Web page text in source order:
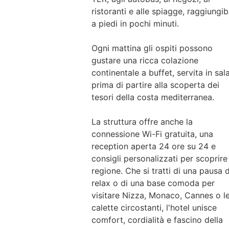
ristoranti e alle spiagge,
a piedi in pochi minuti.
Ogni mattina gli ospiti possono
gustare una ricca colazione
continentale a buffet, servita in
prima di partire alla scoperta dei
tesori della costa mediterranea.
La struttura offre anche la
connessione Wi-Fi gratuita, una
reception aperta 24 ore su 24 e
consigli personalizzati per scoprire
regione. Che si tratti di una pausa
relax o di una base comoda per
visitare Nizza, Monaco, Cannes o
calette circostanti, l'hotel unisce
comfort, cordialità e fascino della